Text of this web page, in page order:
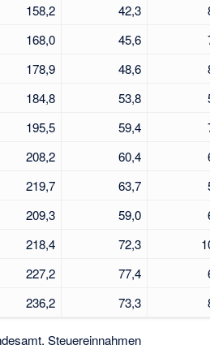
158,2 42,3
168,0 45,6
178,9 48,6
184,8 53,8
195,5 59,4
208,2 60,4
219,7 63,7
209,3 59,0
218,4 72,3
227,2 77,4
236,2 73,3
Steuereinnahmen